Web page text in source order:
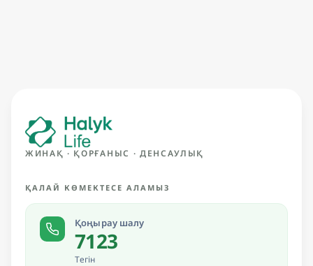
ЖИНАҚ · ҚОРҒАНЫС · ДЕНСАУЛЫҚ
ҚАЛАЙ КӨМЕКТЕСЕ АЛАМЫЗ
Қоңырау шалу
7123
Тегін